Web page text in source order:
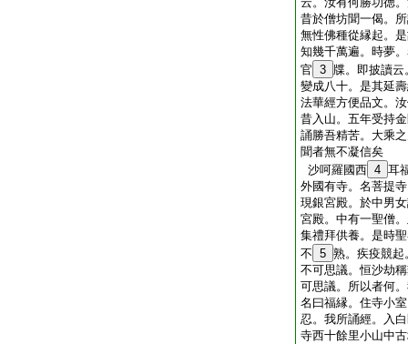
昔於僧坊聞一偈。
無性佛種從縁起。
知幾千萬遍。時夢
官 3 牒。即披讀云
變成八十。是其延
法華經方便品文。
昔入山。五年受持
誦勝吾精苦。大乘
聞者無不凝信矣
沙呵羅國西 4 耳
外國有寺。名菩提
現銀宮殿。於中男
宮殿。中有一聖僧
集禮拜供養。是時
不 5 熟。疾疫競起
不可思議。恒沙劫
可思議。所以者何
名曰福縁。住寺小
忍。我所誦經。入
寺西十餘里小山中